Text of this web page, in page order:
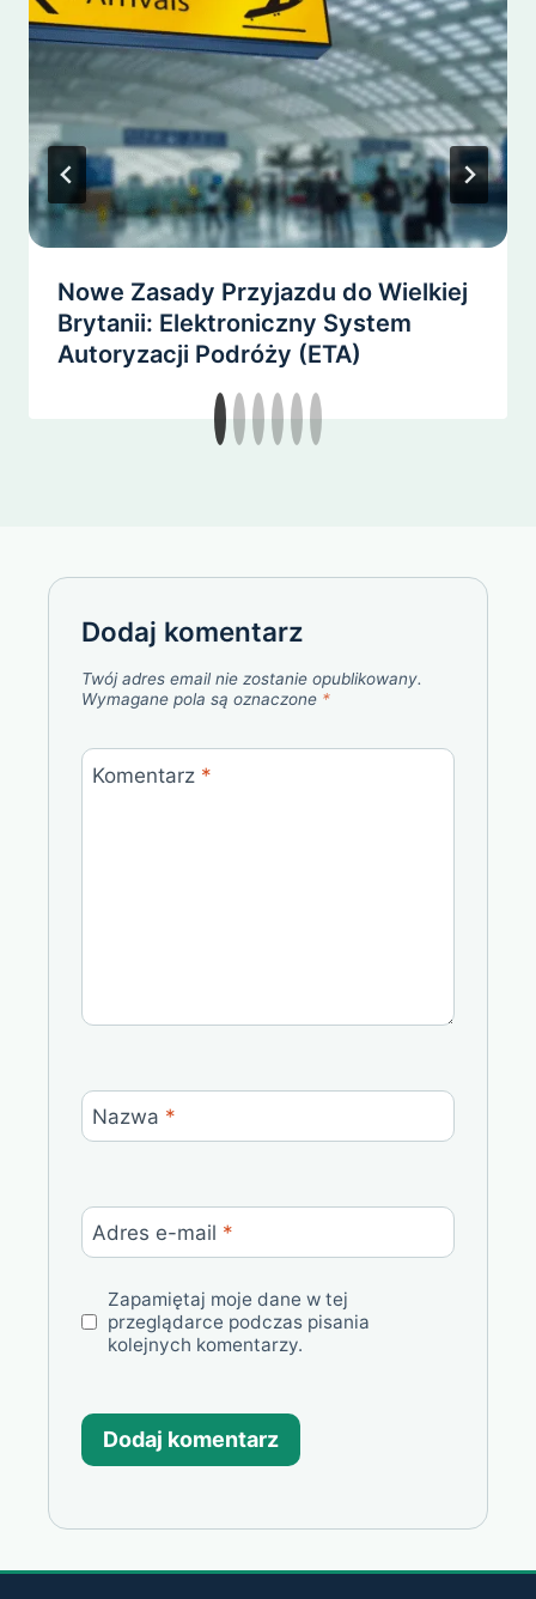
Nowe Zasady Przyjazdu do Wielkiej
Brytanii: Elektroniczny System
Autoryzacji Podróży (ETA)
Dodaj komentarz
Twój adres email nie zostanie opublikowany.
Wymagane pola są oznaczone *
Komentarz *
Nazwa *
Adres e-mail *
Zapamiętaj moje dane w tej
przeglądarce podczas pisania
kolejnych komentarzy.